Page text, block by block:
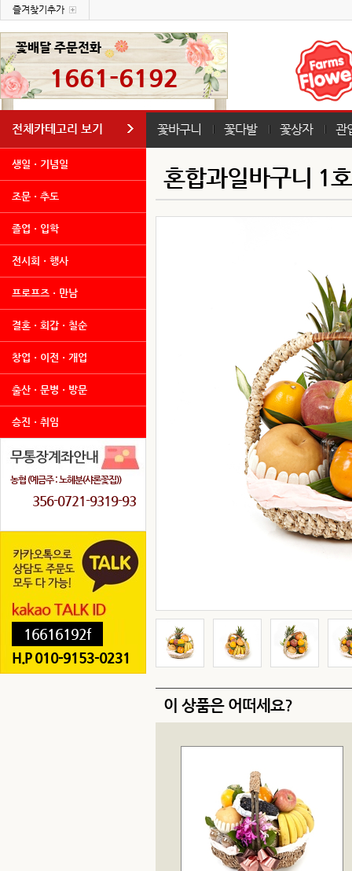
꽃배달 주문전화
1661-6192
즐겨찾기추가
전체카테고리 보기 꽃바구니 꽃다발 꽃상자 관
생일ㆍ기념일
조문ㆍ추도
졸업ㆍ입학
전시회ㆍ행사
프로프즈ㆍ만남
결혼ㆍ회갑ㆍ칠순
창업ㆍ이전ㆍ개업
출산ㆍ문병ㆍ방문
승진ㆍ취임
농협 (예금주 : 노혜분(샤론꽃집))
356-0721-9319-93
16616192f
H.P 010-9153-0231
혼합과일바구니 1호
이 상품은 어떠세요?